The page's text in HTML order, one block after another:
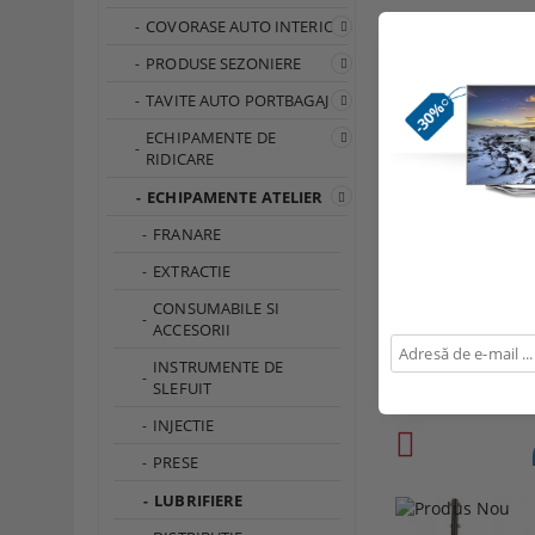
COVORASE AUTO INTERIOR
PRODUSE SEZONIERE
TAVITE AUTO PORTBAGAJ
ECHIPAMENTE DE
RIDICARE
ECHIPAMENTE ATELIER
FRANARE
EXTRACTIE
CONSUMABILE SI
ACCESORII
INSTRUMENTE DE
SLEFUIT
INJECTIE
PRESE
LUBRIFIERE
816.12Lei